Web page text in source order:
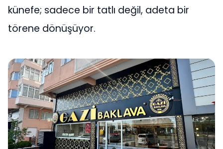
künefe; sadece bir tatlı değil, adeta bir
törene dönüşüyor.